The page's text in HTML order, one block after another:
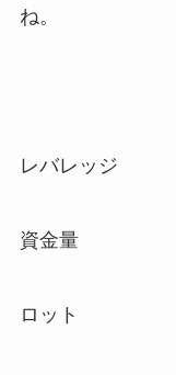
ね。
レバレッジ
資金量
ロット